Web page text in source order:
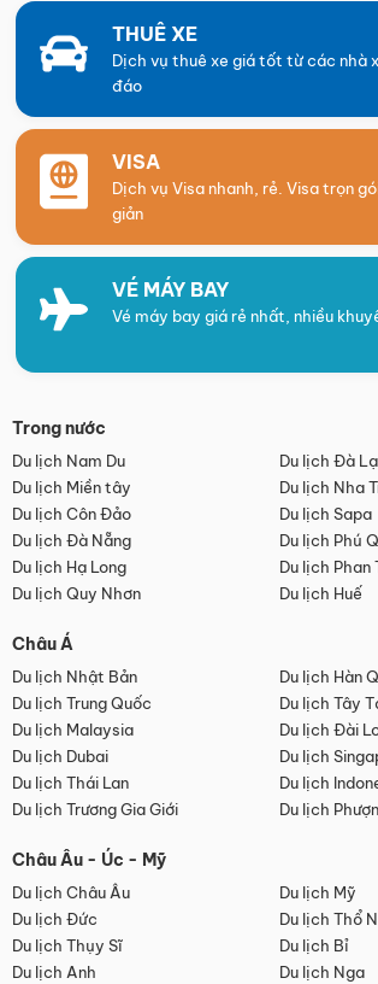
THUÊ XE
Dịch vụ thuê xe giá tốt từ các nhà
đáo
VISA
Dịch vụ Visa nhanh, rẻ. Visa trọn
giản
VÉ MÁY BAY
Vé máy bay giá rẻ nhất, nhiều
Trong nước
Du lịch Nam Du
Du lịch Đà
Du lịch Miền tây
Du lịch Nha
Du lịch Côn Đảo
Du lịch Sapa
Du lịch Đà Nẵng
Du lịch Phú
Du lịch Hạ Long
Du lịch Phan
Du lịch Quy Nhơn
Du lịch Huế
Châu Á
Du lịch Nhật Bản
Du lịch Hàn
Du lịch Trung Quốc
Du lịch Tây
Du lịch Malaysia
Du lịch Đài
Du lịch Dubai
Du lịch
Du lịch Thái Lan
Du lịch
Du lịch Trương Gia Giới
Du lịch
Châu Âu - Úc - Mỹ
Du lịch Châu Âu
Du lịch Mỹ
Du lịch Đức
Du lịch Thổ
Du lịch Thụy Sĩ
Du lịch Bỉ
Du lịch Anh
Du lịch Nga